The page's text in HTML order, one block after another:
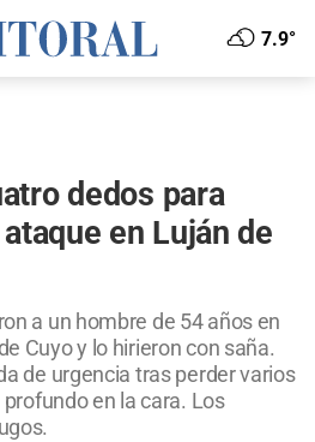
7.9°
dedos para
en Luján de
a un hombre de 54 años en
Cuyo y lo hirieron con saña.
de urgencia tras perder varios
en la cara. Los